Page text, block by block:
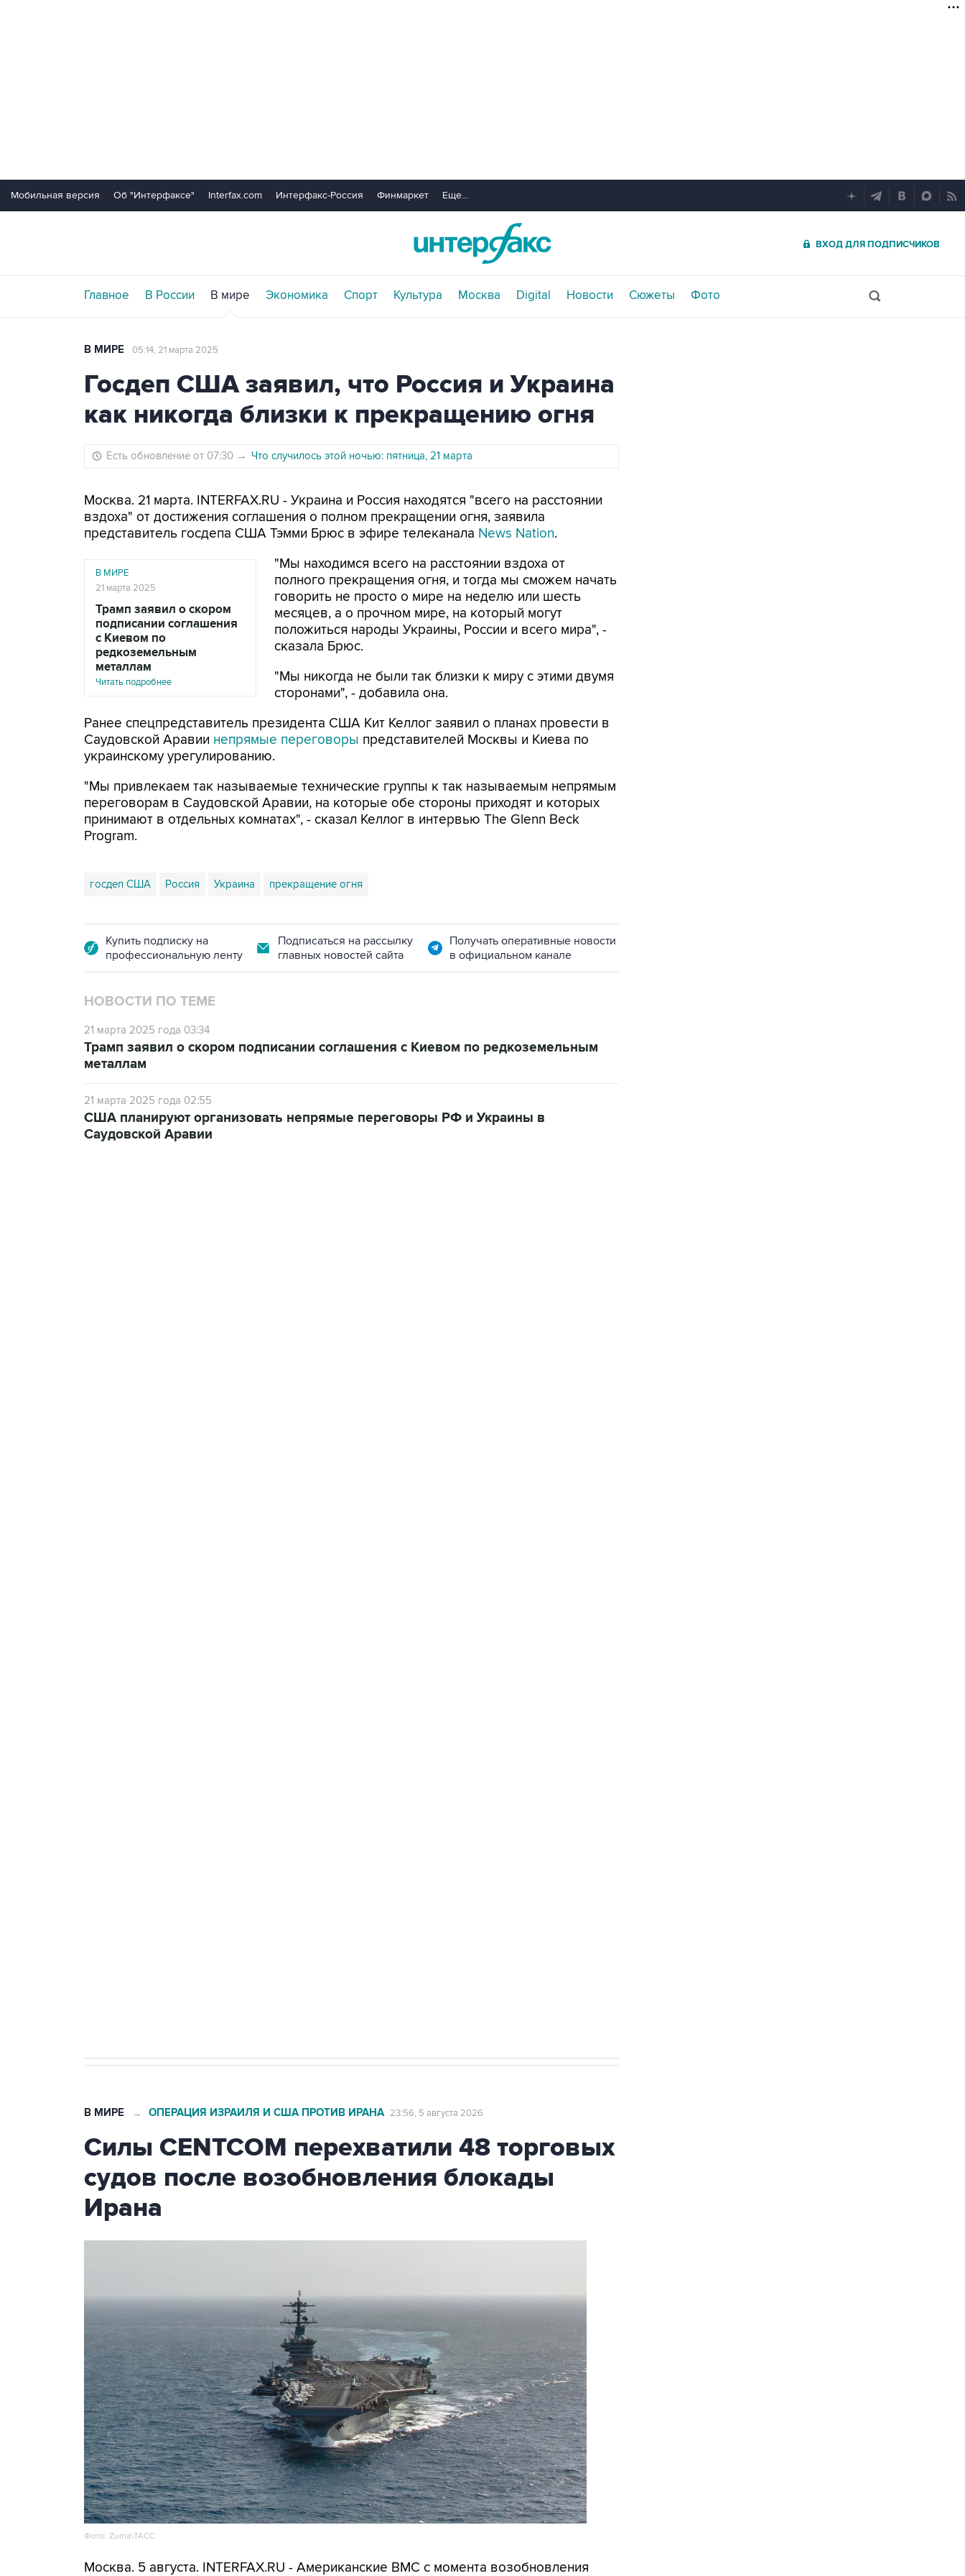
Мобильная версия Об "Интерфаксе" Interfax.com Интерфакс-Россия Финмаркет Еще...
ВХОД ДЛЯ ПОДПИСЧИКОВ
Главное В России В мире Экономика Спорт Культура Москва Digital Новости Сюжеты Фото
В МИРЕ 05:14, 21 марта 2025
Госдеп США заявил, что Россия и Украина
как никогда близки к прекращению огня
Есть обновление от 07:30 → Что случилось этой ночью: пятница, 21 марта
Москва. 21 марта. INTERFAX.RU - Украина и Россия находятся "всего на расстоянии
вздоха" от достижения соглашения о полном прекращении огня, заявила
представитель госдепа США Тэмми Брюс в эфире телеканала News Nation.
В МИРЕ
21 марта 2025
Трамп заявил о скором
подписании соглашения
с Киевом по
редкоземельным
металлам
Читать подробнее
"Мы находимся всего на расстоянии вздоха от
полного прекращения огня, и тогда мы сможем начать
говорить не просто о мире на неделю или шесть
месяцев, а о прочном мире, на который могут
положиться народы Украины, России и всего мира", -
сказала Брюс.
"Мы никогда не были так близки к миру с этими двумя
сторонами", - добавила она.
Ранее спецпредставитель президента США Кит Келлог заявил о планах провести в
Саудовской Аравии непрямые переговоры представителей Москвы и Киева по
украинскому урегулированию.
"Мы привлекаем так называемые технические группы к так называемым непрямым
переговорам в Саудовской Аравии, на которые обе стороны приходят и которых
принимают в отдельных комнатах", - сказал Келлог в интервью The Glenn Beck
Program.
госдеп США Россия Украина прекращение огня
Купить подписку на
профессиональную ленту
Подписаться на рассылку
главных новостей сайта
Получать оперативные новости
в официальном канале
НОВОСТИ ПО ТЕМЕ
21 марта 2025 года 03:34
Трамп заявил о скором подписании соглашения с Киевом по редкоземельным
металлам
21 марта 2025 года 02:55
США планируют организовать непрямые переговоры РФ и Украины в
Саудовской Аравии
В МИРЕ → ОПЕРАЦИЯ ИЗРАИЛЯ И США ПРОТИВ ИРАНА 23:56, 5 августа 2026
Силы CENTCOM перехватили 48 торговых
судов после возобновления блокады
Ирана
Фото: Zuma\ТАСС
Москва. 5 августа. INTERFAX.RU - Американские ВМС с момента возобновления